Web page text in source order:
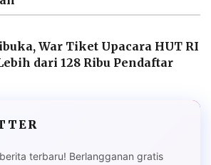
War Tiket Upacara HUT RI
dari 128 Ribu Pendaftar
terbaru! Berlangganan gratis